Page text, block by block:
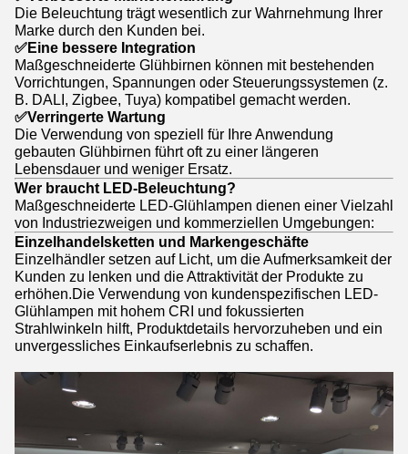
Die Beleuchtung trägt wesentlich zur Wahrnehmung Ihrer
Marke durch den Kunden bei.
✅Eine bessere Integration
Maßgeschneiderte Glühbirnen können mit bestehenden
Vorrichtungen, Spannungen oder Steuerungssystemen (z.
B. DALI, Zigbee, Tuya) kompatibel gemacht werden.
✅Verringerte Wartung
Die Verwendung von speziell für Ihre Anwendung
gebauten Glühbirnen führt oft zu einer längeren
Lebensdauer und weniger Ersatz.
Wer braucht LED-Beleuchtung?
Maßgeschneiderte LED-Glühlampen dienen einer Vielzahl
von Industriezweigen und kommerziellen Umgebungen:
Einzelhandelsketten und Markengeschäfte
Einzelhändler setzen auf Licht, um die Aufmerksamkeit der
Kunden zu lenken und die Attraktivität der Produkte zu
erhöhen.Die Verwendung von kundenspezifischen LED-
Glühlampen mit hohem CRI und fokussierten
Strahlwinkeln hilft, Produktdetails hervorzuheben und ein
unvergessliches Einkaufserlebnis zu schaffen.